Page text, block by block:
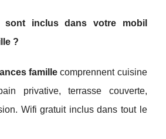
sont inclus dans votre mobil
?
famille comprennent cuisine
privative, terrasse couverte,
Wifi gratuit inclus dans tout le